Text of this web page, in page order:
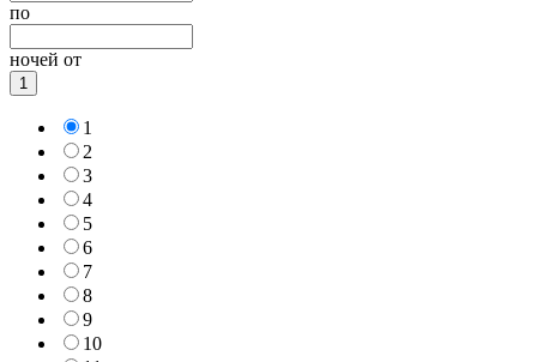
по
ночей от
1
1
2
3
4
5
6
7
8
9
10